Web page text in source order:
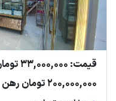
قیمت: 33,000,000 تومان اجاره
200,000,000 تومان رهن